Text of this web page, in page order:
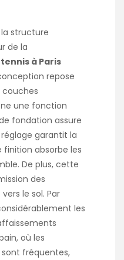
structure
de la
à Paris
repose
couches
une fonction
fondation assure
garantit la
absorbe les
De plus, cette
des
le sol. Par
les
où les
fréquentes,